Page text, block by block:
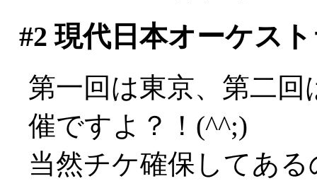
#2 現代日本オーケス
第一回は東京、第二
催ですよ？！(^^;)
当然チケ確保してあ